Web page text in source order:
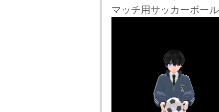
マッチ用サッカーボー